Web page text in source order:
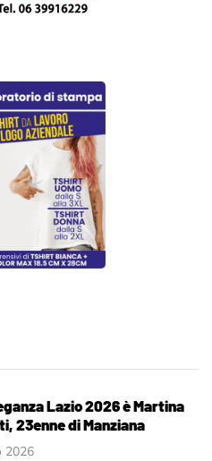
Lazio 2026 è Martina
23enne di Manziana
2026